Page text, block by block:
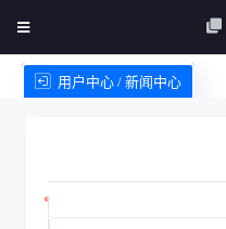
用户中心 / 新闻中心